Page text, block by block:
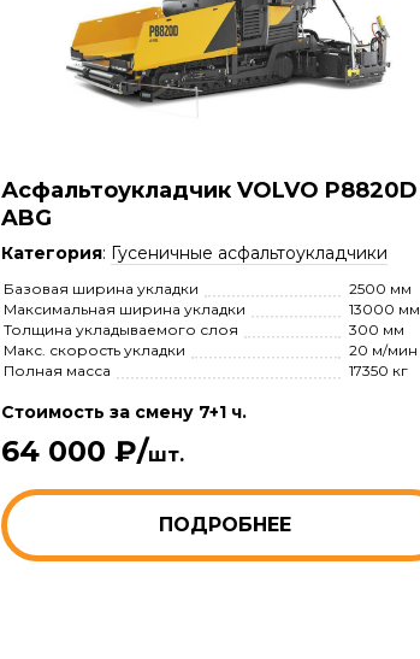
Асфальтоукладчик VOLVO P8820D
ABG
Категория: Гусеничные асфальтоукладчики
Базовая ширина укладки
2500 мм
Максимальная ширина укладки
13000 мм
Толщина укладываемого слоя
300 мм
Макс. скорость укладки
20 м/мин
Полная масса
17350 кг
Стоимость за смену 7+1 ч.
64 000 ₽/шт.
ПОДРОБНЕЕ